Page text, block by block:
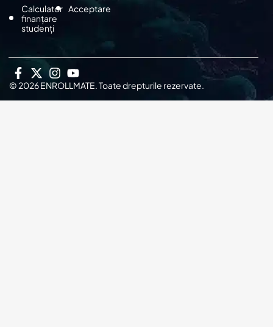
Calculator
finanțare
studenți
Acceptare
© 2026 ENROLLMATE. Toate drepturile rezervate.